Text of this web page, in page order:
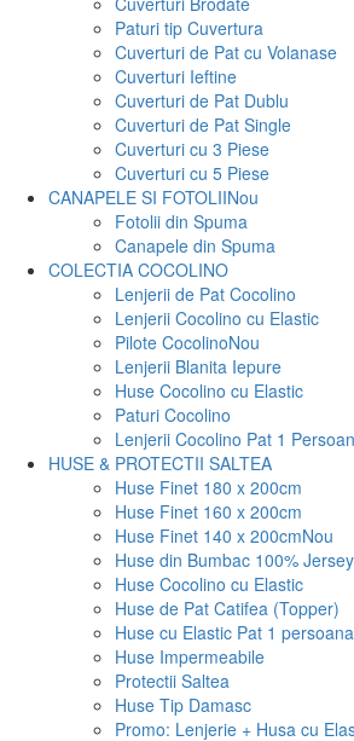
Paturi tip Cuvertura
Cuverturi de Pat cu Volanase
Cuverturi Ieftine
Cuverturi de Pat Dublu
Cuverturi de Pat Single
Cuverturi cu 3 Piese
Cuverturi cu 5 Piese
CANAPELE SI FOTOLIINou
Fotolii din Spuma
Canapele din Spuma
COLECTIA COCOLINO
Lenjerii de Pat Cocolino
Lenjerii Cocolino cu Elastic
Pilote CocolinoNou
Lenjerii Blanita Iepure
Huse Cocolino cu Elastic
Paturi Cocolino
Lenjerii Cocolino Pat 1
HUSE & PROTECTII SALTEA
Huse Finet 180 x 200cm
Huse Finet 160 x 200cm
Huse Finet 140 x 200cmNou
Huse din Bumbac 100% Jersey
Huse Cocolino cu Elastic
Huse de Pat Catifea (Topper)
Huse cu Elastic Pat 1 persoana
Huse Impermeabile
Protectii Saltea
Huse Tip Damasc
Promo: Lenjerie + Husa cu